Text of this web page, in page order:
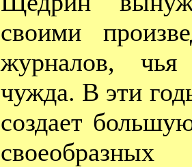
своими
журналов,
чужда. В эти
создает